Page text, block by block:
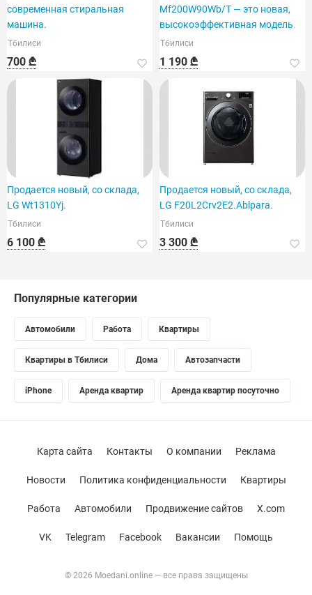
современная стиральная
машина.
Тбилиси
700 ₾
Mf200W90Wb/T — это новая,
высокоэффективная модель.
Тбилиси
1 190 ₾
Продается новый, со склада,
LG Wt1310Yj.
Тбилиси
6 100 ₾
Продается новый, со склада,
LG F20L2Crv2E2.Ablpara.
Тбилиси
3 300 ₾
Популярные категории
Автомобили Работа Квартиры
Квартиры в Тбилиси Дома Автозапчасти
iPhone Аренда квартир Аренда квартир посуточно
© 2026 Moedani.online — все права защищены
Карта сайта Контакты О компании Реклама
Новости Политика конфиденциальности Квартиры
Работа Автомобили Продвижение сайтов X.com
VK Telegram Facebook Вакансии Помощь